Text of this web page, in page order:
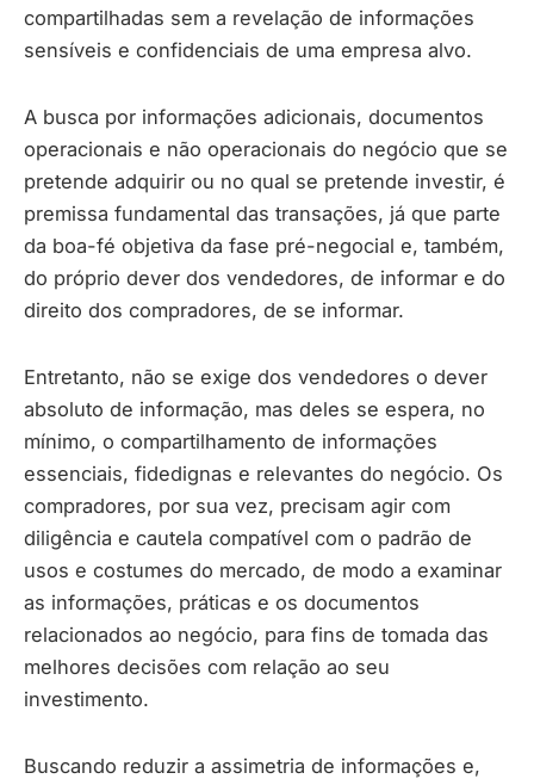
compartilhadas sem a revelação de informações
sensíveis e confidenciais de uma empresa alvo.
A busca por informações adicionais, documentos
operacionais e não operacionais do negócio que se
pretende adquirir ou no qual se pretende investir, é
premissa fundamental das transações, já que parte
da boa-fé objetiva da fase pré-negocial e, também,
do próprio dever dos vendedores, de informar e do
direito dos compradores, de se informar.
Entretanto, não se exige dos vendedores o dever
absoluto de informação, mas deles se espera, no
mínimo, o compartilhamento de informações
essenciais, fidedignas e relevantes do negócio. Os
compradores, por sua vez, precisam agir com
diligência e cautela compatível com o padrão de
usos e costumes do mercado, de modo a examinar
as informações, práticas e os documentos
relacionados ao negócio, para fins de tomada das
melhores decisões com relação ao seu
investimento.
Buscando reduzir a assimetria de informações e,